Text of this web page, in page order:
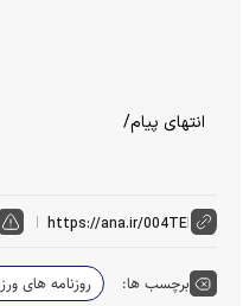
انتهای پیام/
برچسب ها: روزنامه های